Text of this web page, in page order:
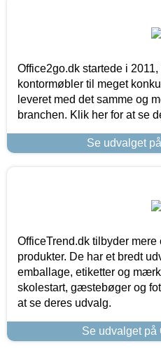
Office2go.dk startede i
kontormøbler til meget
leveret med det samme og
branchen. Klik her for at se
Se udvalget
OfficeTrend.dk tilbyder
produkter. De har et bredt
emballage, etiketter og
skolestart, gæstebøger og
at se deres udvalg.
Se udvalget på